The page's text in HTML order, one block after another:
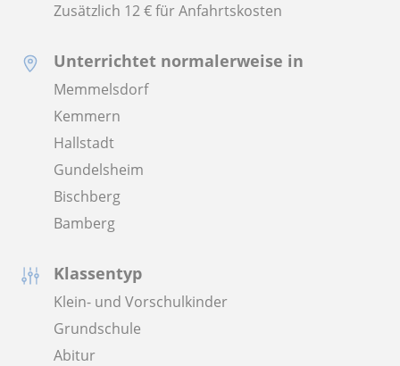
Zusätzlich 12 € für Anfahrtskosten
Unterrichtet normalerweise in
Memmelsdorf
Kemmern
Hallstadt
Gundelsheim
Bischberg
Bamberg
Klassentyp
Klein- und Vorschulkinder
Grundschule
Abitur